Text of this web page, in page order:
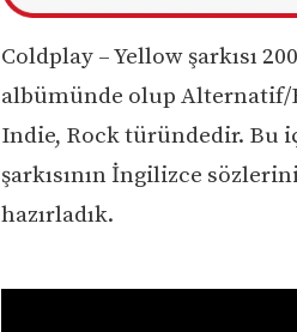
Coldplay – Yellow şarkısı
albümünde olup Alternatif/
Indie, Rock türündedir. Bu
şarkısının İngilizce
hazırladık.